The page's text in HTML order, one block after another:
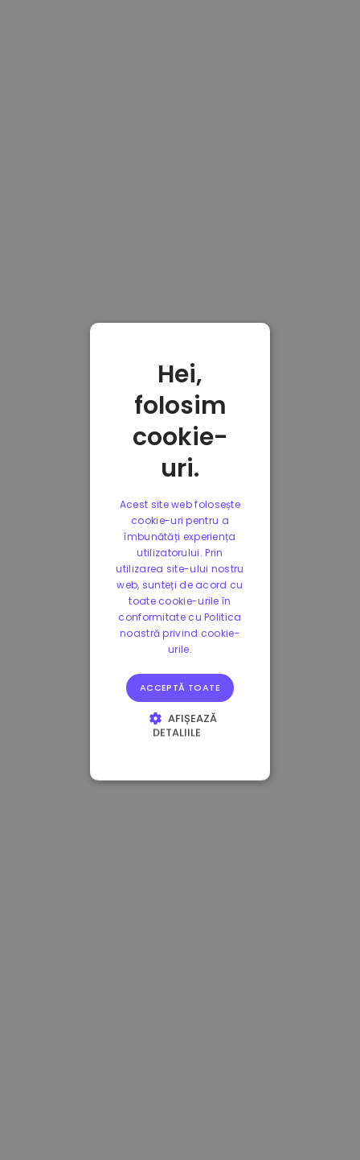
Hei,
folosim
cookie-
uri.
Acest site web folosește
cookie-uri pentru a
îmbunătăți experiența
utilizatorului. Prin
utilizarea site-ului nostru
web, sunteți de acord cu
toate cookie-urile în
conformitate cu Politica
noastră privind cookie-
urile.
ACCEPTĂ TOATE
AFIȘEAZĂ
DETALIILE